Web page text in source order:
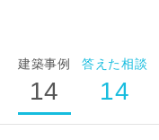
建築事例
14
答えた相談
14